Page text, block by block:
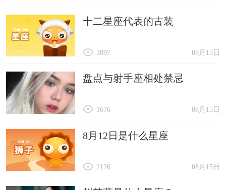
十二星座代表的古装
08月15日
3897
盘点与射手座相处禁忌
08月15日
1676
8月12日是什么星座
08月15日
2126